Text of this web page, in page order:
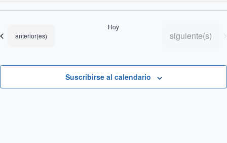
fecha.
Eventos
anterior(es)
Hoy
Eventos
siguiente(s)
Suscribirse al calendario